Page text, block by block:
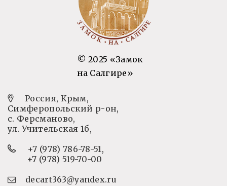
© 2025 «Замок
на Салгире»
Россия, Крым,
Симферопольский р-он,
с. Ферсманово,
ул. Учительская 1б,
+7 (978) 786-78-51 ,
+7 (978) 519-70-00
decart363@yandex.ru